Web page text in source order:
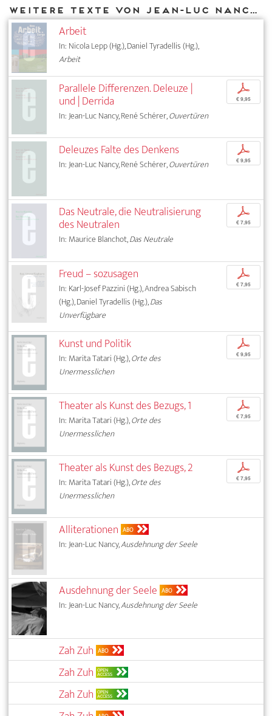
Weitere Texte von Jean-Luc Nancy bei DIAPHANES
Arbeit
In: Nicola Lepp (Hg.), Daniel Tyradellis (Hg.),
Arbeit
Parallele Differenzen. Deleuze |
und | Derrida
In: Jean-Luc Nancy, René Schérer,Ouvertüren
p
€ 9,95
Deleuzes Falte des Denkens
In: Jean-Luc Nancy, René Schérer,Ouvertüren
p
€ 9,95
Das Neutrale, die Neutralisierung
des Neutralen
In: Maurice Blanchot,Das Neutrale
p
€ 7,95
Freud – sozusagen
In: Karl-Josef Pazzini (Hg.), Andrea Sabisch
(Hg.), Daniel Tyradellis (Hg.),Das
Unverfügbare
p
€ 7,95
Kunst und Politik
In: Marita Tatari (Hg.),Orte des
Unermesslichen
p
€ 9,95
Theater als Kunst des Bezugs, 1
In: Marita Tatari (Hg.),Orte des
Unermesslichen
p
€ 7,95
Theater als Kunst des Bezugs, 2
In: Marita Tatari (Hg.),Orte des
Unermesslichen
p
€ 7,95
Alliterationen ABO
In: Jean-Luc Nancy,Ausdehnung der Seele
Ausdehnung der Seele ABO
In: Jean-Luc Nancy,Ausdehnung der Seele
Zah Zuh ABO
Zah Zuh OPEN
ACCESS
Zah Zuh OPEN
ACCESS